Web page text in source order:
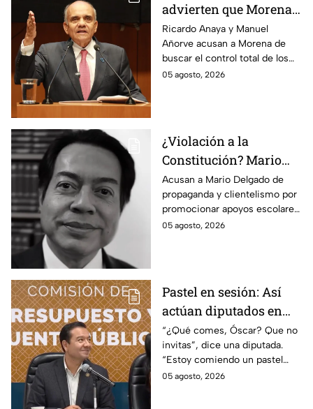
advierten que Morena
busca silenciar a la
prensa como en
Venezuela, Cuba y
Nicaragua
Ricardo Anaya y Manuel
Añorve acusan a Morena de
buscar el control total de los
medios con nuevos
05 agosto, 2026
¿Violación a la
Constitución? Mario
Delgado usa la beca
Rita Cetina para hacer
propaganda
Acusan a Mario Delgado de
propaganda y clientelismo por
promocionar apoyos escolares
como un “favor” del gobierno.
05 agosto, 2026
Pastel en sesión: Así
actúan diputados en
Comisión de
Presupuesto
“¿Qué comes, Óscar? Que no
invitas”, dice una diputada.
“Estoy comiendo un pastel
muy rico”, responde Óscar
05 agosto, 2026